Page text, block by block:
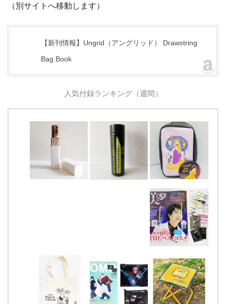
（別サイトへ移動します）
【新刊情報】Ungrid（アングリッド） Drawstring
Bag Book
人気付録ランキング（週間）